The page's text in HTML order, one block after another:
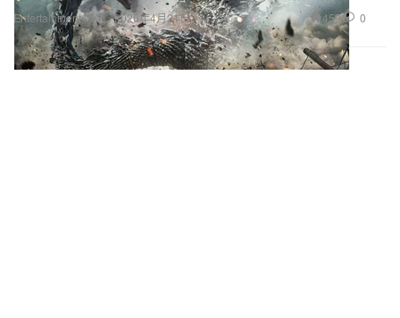
Entertainment 娛樂 2026年4月21日 459 0